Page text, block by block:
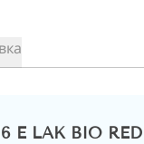
E LAK BIO RED